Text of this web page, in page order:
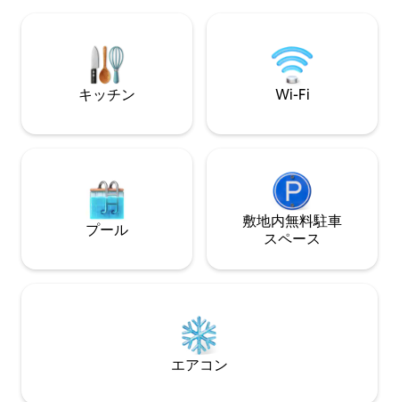
ます。24時間🅿️でわずか6ポンド、48時
間で10ポンドのお手頃な有料駐車場。
室からは、外界か
を楽しめる、魅力
デッキが見えます
キッチン Wi-Fi
プール
敷地内無料駐⁠車
ス⁠ペ⁠ー⁠ス
エアコン